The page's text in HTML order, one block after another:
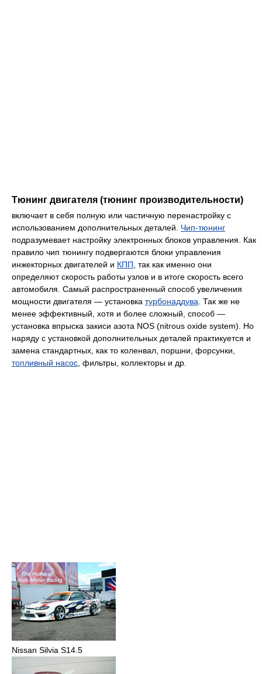
Тюнинг двигателя (тюнинг производительности)
включает в себя полную или частичную перенастройку с
использованием дополнительных деталей. Чип-тюнинг
подразумевает настройку электронных блоков управления. Как
правило чип тюнингу подвергаются блоки управления
инжекторных двигателей и КПП , так как именно они
определяют скорость работы узлов и в итоге скорость всего
автомобиля. Самый распространенный способ увеличения
мощности двигателя — установка турбонаддува . Так же не
менее эффективный, хотя и более сложный, способ —
установка впрыска закиси азота NOS (nitrous oxide system). Но
наряду с установкой дополнительных деталей практикуется и
замена стандартных, как то коленвал, поршни, форсунки,
топливный насос , фильтры, коллекторы и др.
Nissan Silvia S14.5